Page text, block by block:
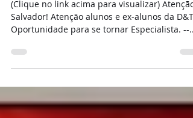
tornar Especialista.
(Clique no link acima para visualizar) Atenção
Oportunidade para se tornar Especialista. --...